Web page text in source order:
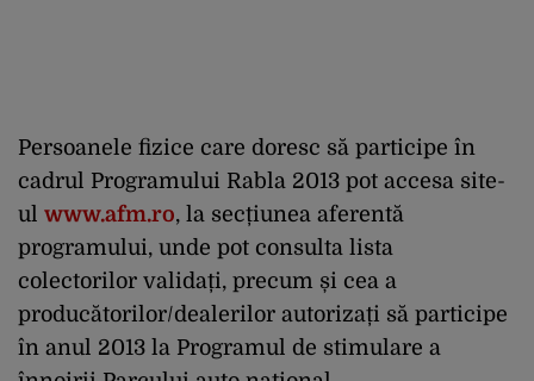
Persoanele fizice care doresc să participe în
cadrul Programului Rabla 2013 pot accesa site-
ul www.afm.ro, la secțiunea aferentă
programului, unde pot consulta lista
colectorilor validați, precum și cea a
producătorilor/dealerilor autorizați să participe
în anul 2013 la Programul de stimulare a